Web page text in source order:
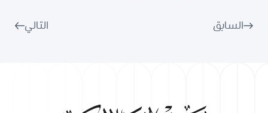
السابق التالي